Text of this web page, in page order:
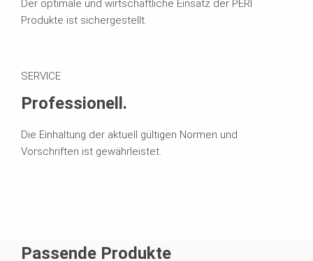
Der optimale und wirtschaftliche Einsatz der PERI
Produkte ist sichergestellt.
SERVICE
Professionell.
Die Einhaltung der aktuell gültigen Normen und
Vorschriften ist gewährleistet.
Passende Produkte